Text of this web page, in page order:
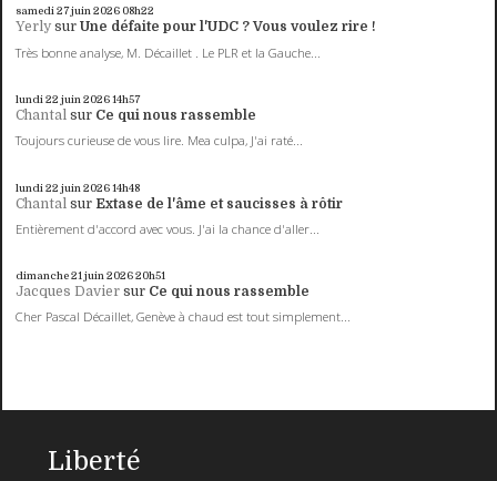
samedi 27juin 2026 08h22
Yerly surUne défaite pour l'UDC ? Vous voulez rire !
Très bonne analyse, M. Décaillet . Le PLR et la Gauche...
lundi 22 juin 202614h57
Chantal sur Ce qui nous rassemble
Toujours curieuse de vous lire. Mea culpa, J'ai raté...
lundi 22 juin 202614h48
Chantal sur Extase de l'âme et saucisses à rôtir
Entièrement d'accord avec vous. J'ai la chance d'aller...
dimanche 21 juin 202620h51
Jacques Davier sur Ce qui nous rassemble
Cher Pascal Décaillet, Genève à chaud est tout simplement...
Liberté